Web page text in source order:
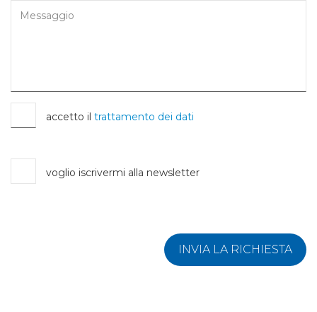
accetto il trattamento dei dati
voglio iscrivermi alla newsletter
INVIA LA RICHIESTA